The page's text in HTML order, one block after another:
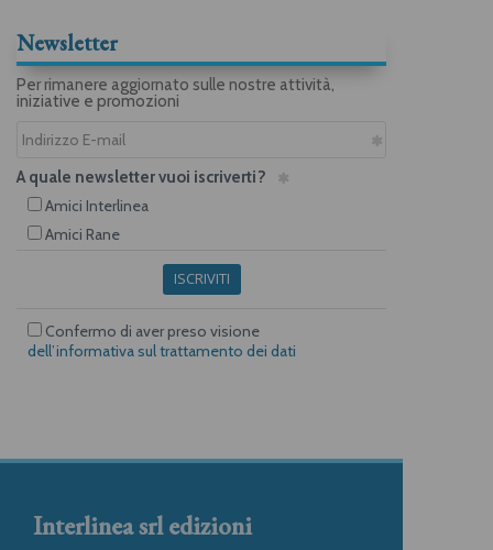
Newsletter
Per rimanere aggiornato sulle nostre attività,
iniziative e promozioni
A quale newsletter vuoi iscriverti?
Amici Interlinea
Amici Rane
ISCRIVITI
Confermo di aver preso visione
dell’informativa sul trattamento dei dati
Interlinea srl edizioni